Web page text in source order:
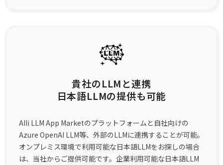
貴社のLLMと連携
日本語LLMの提供も可能
Alli LLM App Marketのプラットフォームと自社向けの
Azure OpenAI LLM等、外部のLLMに連携することが可能。
オンプレミス環境で利用可能な日本語LLMをお探しの場合
は、当社からご提供可能です。企業利用可能な日本語LLM